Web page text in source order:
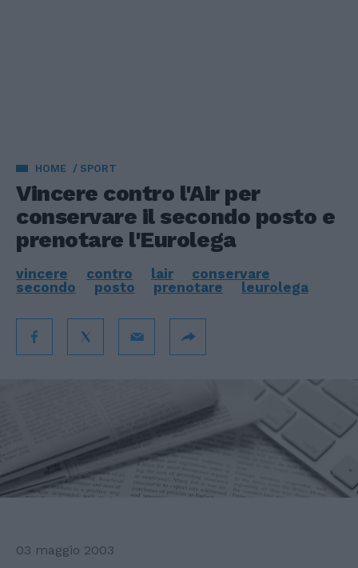
HOME SPORT
Vincere contro l'Air per
conservare il secondo posto e
prenotare l'Eurolega
vincere contro lair
conservare
secondo
posto prenotare leurolega
03 maggio 2003